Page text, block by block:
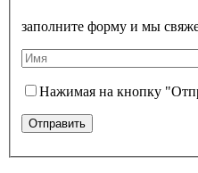
заполните форму и мы
Нажимая на кнопку